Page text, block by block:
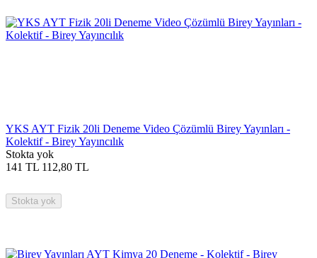
YKS AYT Fizik 20li Deneme Video Çözümlü Birey Yayınları -
Kolektif - Birey Yayıncılık
Stokta yok
141 TL 112,80 TL
Stokta yok